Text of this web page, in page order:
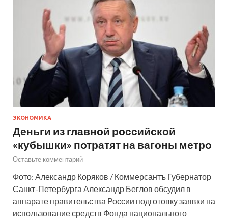
ЭКОНОМИКА
Деньги из главной российской
«кубышки» потратят на вагоны метро
Оставьте комментарий
Фото: Александр Коряков / Коммерсантъ Губернатор
Санкт-Петербурга Александр Беглов обсудил в
аппарате правительства России подготовку заявки на
использование средств Фонда национального